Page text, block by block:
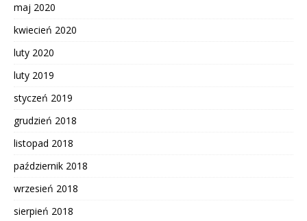
maj 2020
kwiecień 2020
luty 2020
luty 2019
styczeń 2019
grudzień 2018
listopad 2018
październik 2018
wrzesień 2018
sierpień 2018